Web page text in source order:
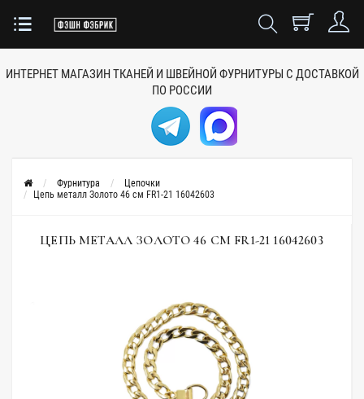
ИНТЕРНЕТ МАГАЗИН ТКАНЕЙ И ШВЕЙНОЙ ФУРНИТУРЫ С ДОСТАВКОЙ
ПО РОССИИ
Фурнитура
Цепочки
Цепь металл Золото 46 см FR1-21 16042603
ЦЕПЬ МЕТАЛЛ ЗОЛОТО 46 СМ FR1-21 16042603